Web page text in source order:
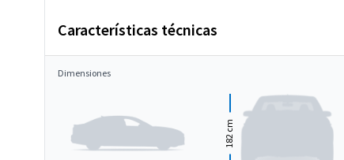
Características técnicas
Dimensiones
182
cm